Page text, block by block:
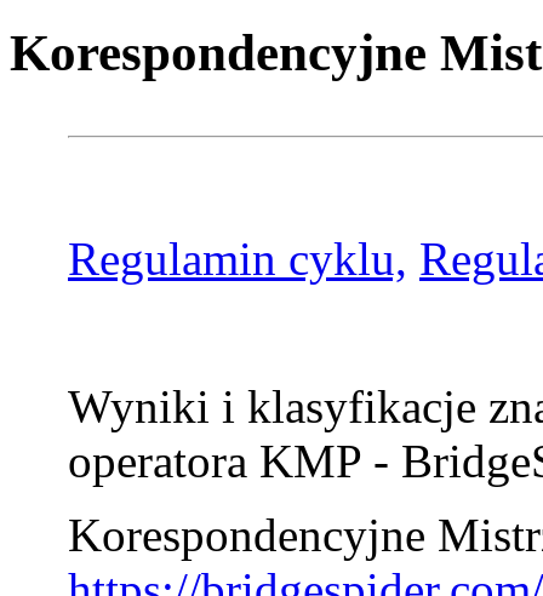
Korespondencyjne
Regulamin cyklu,
Wyniki i klasyfikacje
operatora KMP -
Korespondencyjne